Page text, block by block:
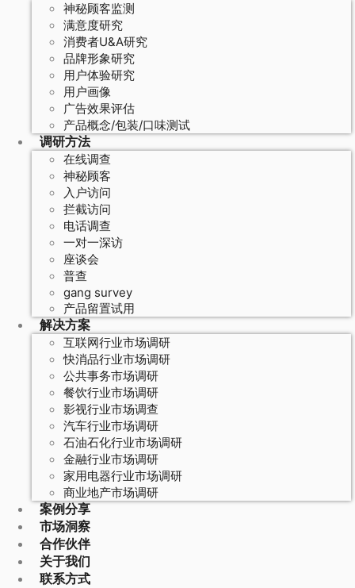
神秘顾客监测
满意度研究
消费者U&A研究
品牌形象研究
用户体验研究
用户画像
广告效果评估
产品概念/包装/口味测试
调研方法
在线调查
神秘顾客
入户访问
拦截访问
电话调查
一对一深访
座谈会
普查
gang survey
产品留置试用
解决方案
互联网行业市场调研
快消品行业市场调研
公共事务市场调研
餐饮行业市场调研
影视行业市场调查
汽车行业市场调研
石油石化行业市场调研
金融行业市场调研
家用电器行业市场调研
商业地产市场调研
案例分享
市场洞察
合作伙伴
关于我们
联系方式